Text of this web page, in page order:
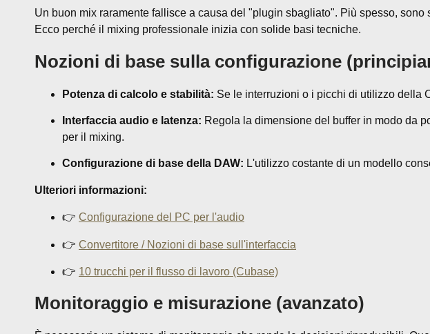
Un buon mix raramente fallisce a causa del "plugin sbagliato". Più spesso,
Ecco perché il mixing professionale inizia con solide basi tecniche.
Nozioni di base sulla configurazione
Potenza di calcolo e stabilità: Se le interruzioni o i picchi di utilizzo della
Interfaccia audio e latenza: Regola la dimensione del buffer in modo da
per il mixing.
Configurazione di base della DAW: L'utilizzo costante di un modello
Ulteriori informazioni:
👉 Configurazione del PC per l'audio
👉 Convertitore / Nozioni di base sull'interfaccia
👉 10 trucchi per il flusso di lavoro (Cubase)
Monitoraggio e misurazione (avanzato)